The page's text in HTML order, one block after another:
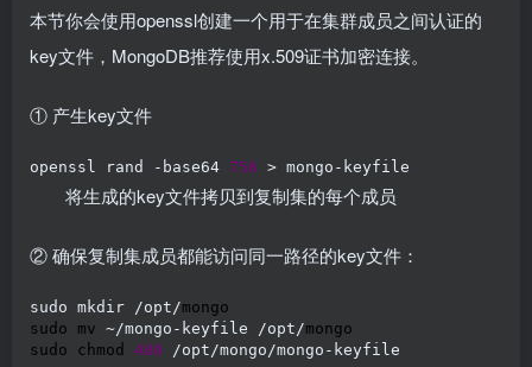
本节你会使用openssl创建一个用于在集群成员之间认证的
key文件，MongoDB推荐使用x.509证书加密连接。
① 产生key文件
openssl rand -base64 756 > mongo-keyfile
将生成的key文件拷贝到复制集的每个成员
② 确保复制集成员都能访问同一路径的key文件：
sudo mkdir /opt/mongo
sudo mv ~/mongo-keyfile /opt/mongo
sudo chmod 400 /opt/mongo/mongo-keyfile